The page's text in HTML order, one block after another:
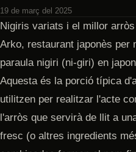
19 de març del 2025
Nigiris variats i el millor
Arko, restaurant japonès per
paraula nigiri (ni-giri) en
Aquesta és la porció típica
utilitzen per realitzar l'acte
l'arròs que servirà de llit a
fresc (o altres ingredients